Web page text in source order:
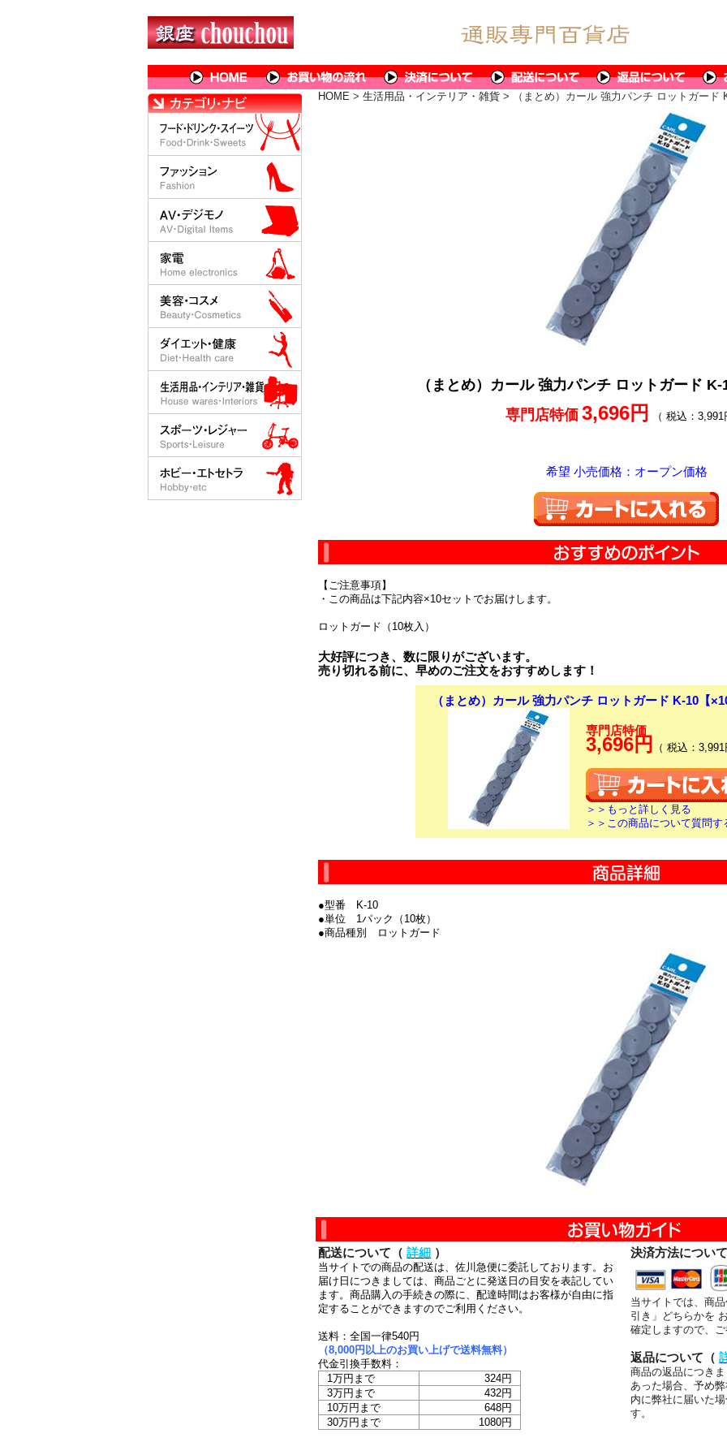
HOME > 生活用品・インテリア・雑貨 > （まとめ）カール 強力パンチ ロットガード
（まとめ）カール 強力パンチ ロットガード K-
専門店特価 3,696円 （ 税込：3,991
希望 小売価格：オープン価格
【ご注意事項】
・この商品は下記内容×10セットでお届けします。
ロットガード（10枚入）
大好評につき、数に限りがございます。
売り切れる前に、早めのご注文をおすすめします！
（まとめ）カール 強力パンチ ロットガード K-10【
専門店特価
3,696円 （ 税込：3,991
＞＞もっと詳しく見る
＞＞この商品について質問す
●型番 K-10
●単位 1パック（10枚）
●商品種別 ロットガード
配送について（ 詳細 ）
当サイトでの商品の配送は、佐川急便に委託しております。お
届け日につきましては、商品ごとに発送日の目安を表記してい
ます。商品購入の手続きの際に、配達時間はお客様が自由に指
定することができますのでご利用ください。
送料：全国一律540円
（8,000円以上のお買い上げで送料無料）
代金引換手数料：
1万円まで
324円
3万円まで
432円
10万円まで
648円
30万円まで
1080円
決済方法につい
当サイトでは、商
引き」どちらかを
確定しますので、
返品について（
商品の返品につき
あった場合、予め
内に弊社に届いた
す。